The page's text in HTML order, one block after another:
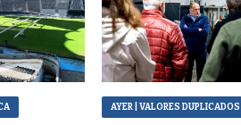
AYER | VALORES DUPLICADOS